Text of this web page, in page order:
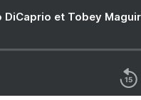
DiCaprio et Tobey